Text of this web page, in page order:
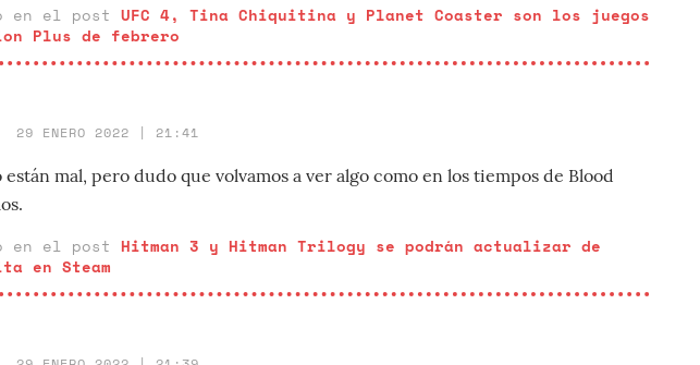
en el post UFC 4, Tina Chiquitina y Planet Coaster son los juegos
Plus de febrero
29 ENERO 2022 | 21:41
mal, pero dudo que volvamos a ver algo como en los tiempos de Blood
en el post Hitman 3 y Hitman Trilogy se podrán actualizar de
en Steam